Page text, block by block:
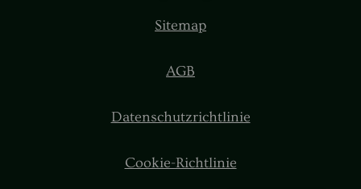
Sitemap
AGB
Datenschutzrichtlinie
Cookie-Richtlinie